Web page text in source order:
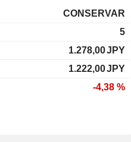
CONSERVAR
5
1.278,00JPY
1.222,00JPY
-4,38 %